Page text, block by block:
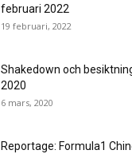
februari 2022
19 februari, 2022
Shakedown och
2020
6 mars, 2020
Reportage: Formula1